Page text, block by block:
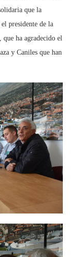
que la
presidente de la
ha agradecido el
y Caniles que han